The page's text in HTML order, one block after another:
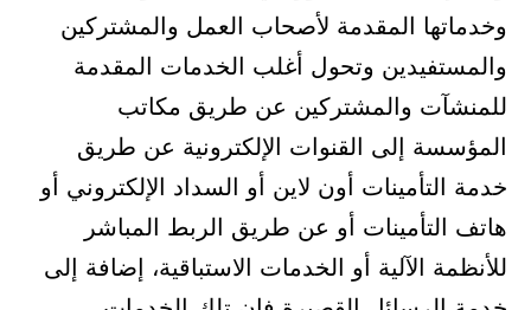
وخدماتها المقدمة لأصحاب العمل والمشتركين
والمستفيدين وتحول أغلب الخدمات المقدمة
للمنشآت والمشتركين عن طريق مكاتب
المؤسسة إلى القنوات الإلكترونية عن طريق
خدمة التأمينات أون لاين أو السداد الإلكتروني أو
هاتف التأمينات أو عن طريق الربط المباشر
للأنظمة الآلية أو الخدمات الاستباقية، إضافة إلى